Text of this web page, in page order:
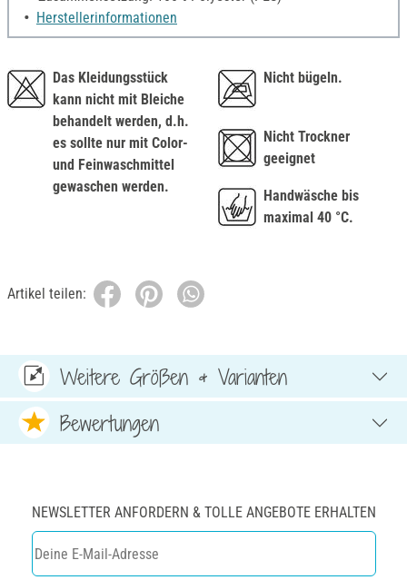
Herstellerinformationen
Das Kleidungsstück
kann nicht mit Bleiche
behandelt werden, d.h.
es sollte nur mit Color-
und Feinwaschmittel
gewaschen werden.
Nicht bügeln.
Nicht Trockner
geeignet
Handwäsche bis
maximal 40 °C.
Artikel teilen:
Weitere Größen & Varianten
Bewertungen
NEWSLETTER ANFORDERN & TOLLE ANGEBOTE ERHALTEN